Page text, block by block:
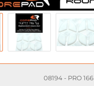
08194 - PRO 166